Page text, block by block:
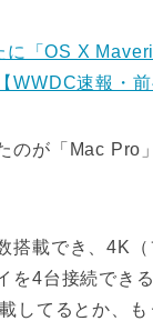
に「OS X
WWDC速報・前
のが「Mac Pro
搭載でき、4K
を4台接続できる
してるとか、も